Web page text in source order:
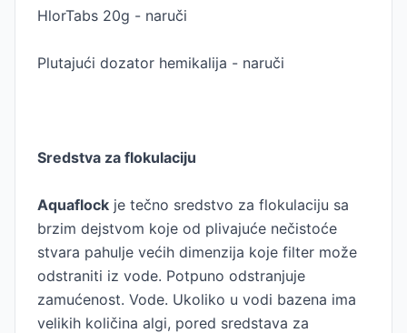
HlorTabs 20g - naruči
Plutajući dozator hemikalija - naruči
Sredstva za flokulaciju
Aquaflock je tečno sredstvo za flokulaciju sa
brzim dejstvom koje od plivajuće nečistoće
stvara pahulje većih dimenzija koje filter može
odstraniti iz vode. Potpuno odstranjuje
zamućenost. Vode. Ukoliko u vodi bazena ima
velikih količina algi, pored sredstava za